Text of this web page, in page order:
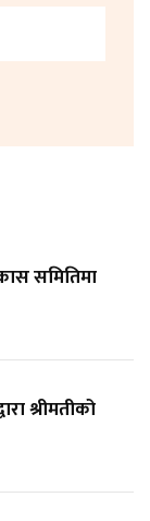
समितिमा
श्रीमतीको